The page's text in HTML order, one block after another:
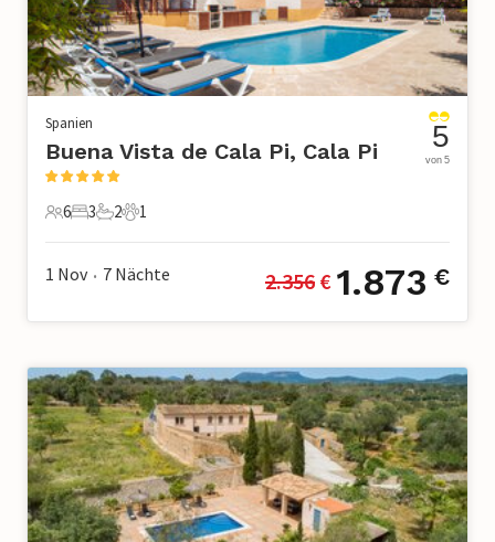
Spanien
Buena Vista de Cala Pi, Cala Pi
6 Gäste
6
3 Schlafzimmer
3
2 Badezimmer
2
1 Haustier
1
5
von 5
1 Nov • 7 Nächte 2.356 € 1.873 €